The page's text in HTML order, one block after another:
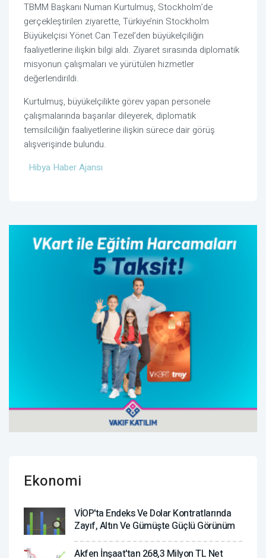
TBMM Başkanı Numan Kurtulmuş, Stockholm’de
gerçekleştirilen ziyarette, Türkiye’nin Stockholm
Büyükelçisi Yönet Can Tezel’den büyükelçiliğin
faaliyetlerine ilişkin bilgi aldı. Ziyaret sırasında diplomatik
misyonun çalışmaları ve yürütülen hizmetler
değerlendirildi.
Kurtulmuş, büyükelçilikte görev yapan personele
çalışmalarında başarılar dileyerek, diplomatik
temsilciliğin faaliyetlerine ilişkin sürece dair görüş
alışverişinde bulundu.
Hibya Haber Ajansı
Ekonomi
VİOP'ta Endeks Ve Dolar Kontratlarında
Zayıf, Altın Ve Gümüşte Güçlü Görünüm
Akfen İnşaat'tan 268,3 Milyon TL Net